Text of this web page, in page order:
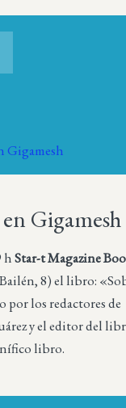
Gigamesh
hStar-t Magazine
8) el libro: «
por los redactores de
y el editor del
libro.